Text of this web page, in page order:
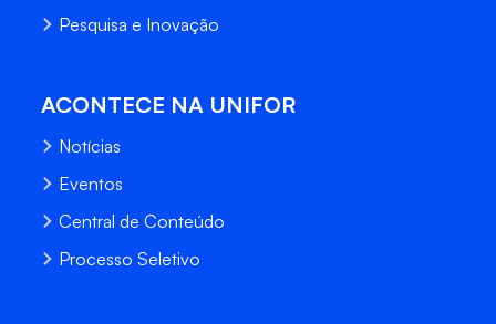
Pesquisa e Inovação
ACONTECE NA UNIFOR
Notícias
Eventos
Central de Conteúdo
Processo Seletivo